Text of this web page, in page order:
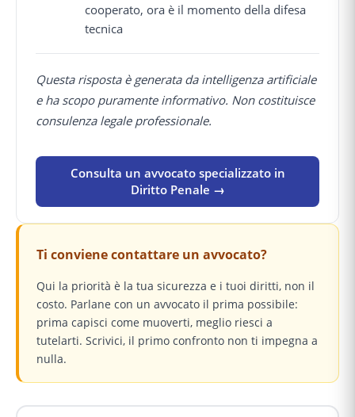
cooperato, ora è il momento della difesa
tecnica
Questa risposta è generata da intelligenza artificiale
e ha scopo puramente informativo. Non costituisce
consulenza legale professionale.
Consulta un avvocato specializzato in
Diritto Penale →
Ti conviene contattare un avvocato?
Qui la priorità è la tua sicurezza e i tuoi diritti, non il
costo. Parlane con un avvocato il prima possibile:
prima capisci come muoverti, meglio riesci a
tutelarti. Scrivici, il primo confronto non ti impegna a
nulla.